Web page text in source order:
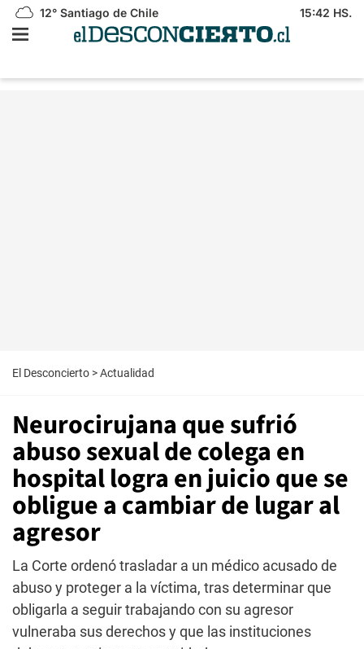
12° Santiago de Chile 15:42 HS.
El Desconcierto >Actualidad
Neurocirujana que sufrió
abuso sexual de colega en
hospital logra en juicio que se
obligue a cambiar de lugar al
agresor
La Corte ordenó trasladar a un médico acusado de
abuso y proteger a la víctima, tras determinar que
obligarla a seguir trabajando con su agresor
vulneraba sus derechos y que las instituciones